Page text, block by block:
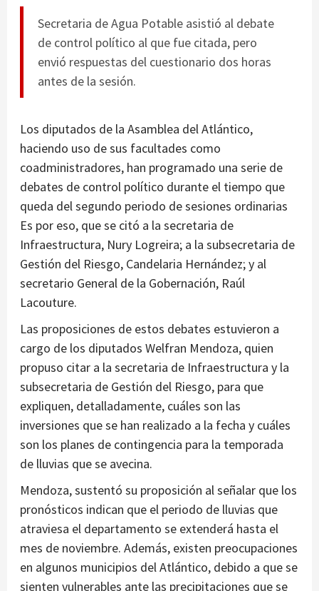
Secretaria de Agua Potable asistió al debate
de control político al que fue citada, pero
envió respuestas del cuestionario dos horas
antes de la sesión.
Los diputados de la Asamblea del Atlántico,
haciendo uso de sus facultades como
coadministradores, han programado una serie de
debates de control político durante el tiempo que
queda del segundo periodo de sesiones ordinarias
Es por eso, que se citó a la secretaria de
Infraestructura, Nury Logreira; a la subsecretaria de
Gestión del Riesgo, Candelaria Hernández; y al
secretario General de la Gobernación, Raúl
Lacouture.
Las proposiciones de estos debates estuvieron a
cargo de los diputados Welfran Mendoza, quien
propuso citar a la secretaria de Infraestructura y la
subsecretaria de Gestión del Riesgo, para que
expliquen, detalladamente, cuáles son las
inversiones que se han realizado a la fecha y cuáles
son los planes de contingencia para la temporada
de lluvias que se avecina.
Mendoza, sustentó su proposición al señalar que los
pronósticos indican que el periodo de lluvias que
atraviesa el departamento se extenderá hasta el
mes de noviembre. Además, existen preocupaciones
en algunos municipios del Atlántico, debido a que se
sienten vulnerables ante las precipitaciones que se